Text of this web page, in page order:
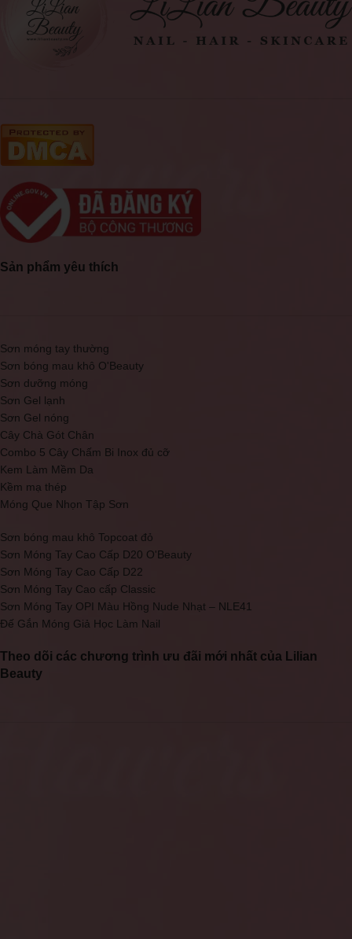
Sản phẩm yêu thích
Sơn móng tay thường
Sơn bóng mau khô O'Beauty
Sơn dưỡng móng
Sơn Gel lạnh
Sơn Gel nóng
Cây Chà Gót Chân
Combo 5 Cây Chấm Bi Inox đủ cỡ
Kem Làm Mềm Da
Kềm mạ thép
Móng Que Nhọn Tập Sơn
Sơn bóng mau khô Topcoat đỏ
Sơn Móng Tay Cao Cấp D20 O'Beauty
Sơn Móng Tay Cao Cấp D22
Sơn Móng Tay Cao cấp Classic
Sơn Móng Tay OPI Màu Hồng Nude Nhạt – NLE41
Đế Gắn Móng Giả Học Làm Nail
Theo dõi các chương trình ưu đãi mới nhất của Lilian
Beauty